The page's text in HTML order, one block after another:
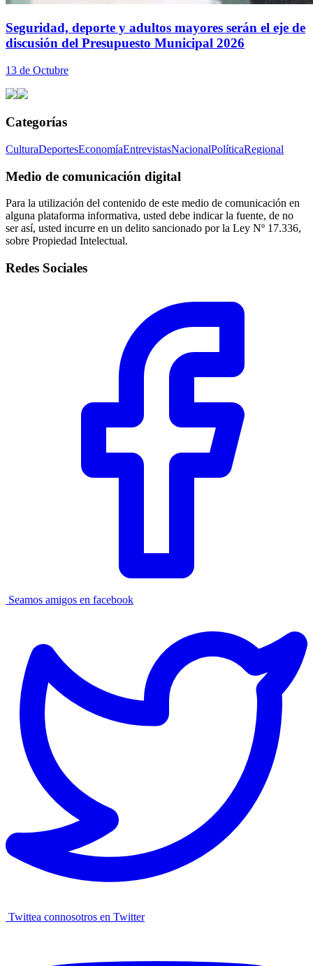
Seguridad, deporte y adultos mayores serán el eje de
discusión del Presupuesto Municipal 2026
13 de Octubre
Categorías
CulturaDeportesEconomíaEntrevistasNacionalPolíticaRegional
Medio de comunicación digital
Para la utilización del contenido de este medio de comunicación en
alguna plataforma informativa, usted debe indicar la fuente, de no
ser así, usted incurre en un delito sancionado por la Ley Nº 17.336,
sobre Propiedad Intelectual.
Redes Sociales
Seamos amigos en facebook
Twittea connosotros en Twitter